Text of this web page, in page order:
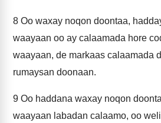
8 Oo waxay noqon doontaa,
waayaan oo ay calaamada hore
waayaan, de markaas calaamada
rumaysan doonaan.
9 Oo haddana waxay noqon
waayaan labadan calaamo, oo